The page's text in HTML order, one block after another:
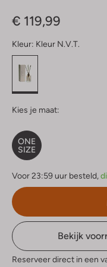
€ 119,99
Kleur: Kleur N.v.t.
Kies je maat:
ONE
SIZE
Voor 23:59 uur besteld,
Bekijk
Reserveer direct in een